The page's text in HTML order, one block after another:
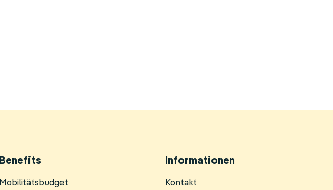
Benefits
Navigation
Mobilitätsbudget
Informationen
Navigation
Kontakt